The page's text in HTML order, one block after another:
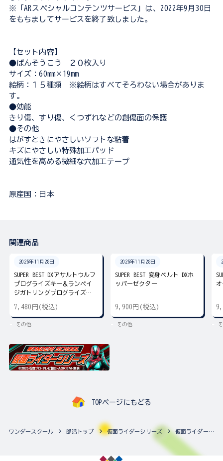
※「ARスペシャルコンテンツサービス」は、2022年9月30日
をもちましてサービスを終了致しました。
【セット内容】
●ばんそうこう ２０枚入り
サイズ：60mm×19mm
絵柄：１５種類 ※絵柄はすべてそろわない場合がありま
す。
●効能
きり傷、すり傷、くつずれなどの創傷面の保護
●その他
はがすときにやさしいソフトな粘着
キズにやさしい特殊加工パッド
通気性を高める微細な穴加工テープ
原産国：日本
関連商品
2026年11月28日
SUPER BEST DXアサルトウルフ
プログライズキー＆ランペイ
ジガトリングプログライズキ
7,480円(税込)
その他
2026年11月28日
SUPER BEST 変身ベルト DXホ
ッパーゼクター
9,900円(税込)
その他
TOPページにもどる
ワンダースクール 部活トップ 仮面ライダーシリーズ 仮面ライダーシリーズの最新商品一覧